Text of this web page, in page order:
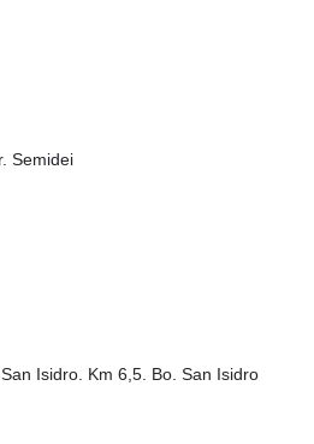
Semidei
Isidro. Km 6,5. Bo. San Isidro